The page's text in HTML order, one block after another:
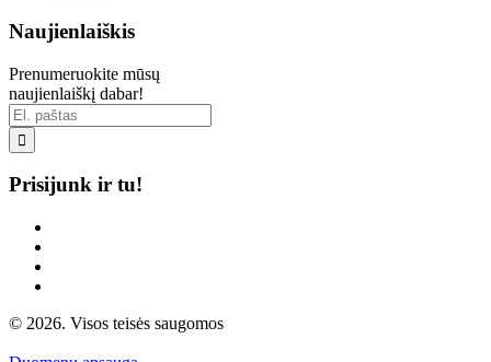
Naujienlaiškis
Prenumeruokite mūsų
naujienlaiškį dabar!

Prisijunk ir tu!
© 2026. Visos teisės saugomos